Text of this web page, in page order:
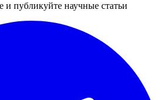
и публикуйте научные статьи